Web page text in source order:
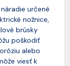
určené
nožnice,
brúsky
poškodiť
alebo
viesť k